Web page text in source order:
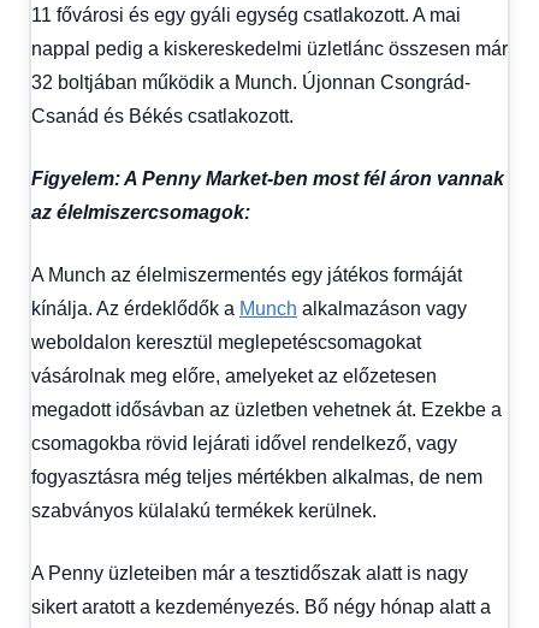
11 fővárosi és egy gyáli egység csatlakozott. A mai
nappal pedig a kiskereskedelmi üzletlánc összesen már
32 boltjában működik a Munch. Újonnan Csongrád-
Csanád és Békés csatlakozott.
Figyelem: A Penny Market-ben most fél áron vannak
az élelmiszercsomagok:
A Munch az élelmiszermentés egy játékos formáját
kínálja. Az érdeklődők a Munch alkalmazáson vagy
weboldalon keresztül meglepetéscsomagokat
vásárolnak meg előre, amelyeket az előzetesen
megadott idősávban az üzletben vehetnek át. Ezekbe a
csomagokba rövid lejárati idővel rendelkező, vagy
fogyasztásra még teljes mértékben alkalmas, de nem
szabványos külalakú termékek kerülnek.
A Penny üzleteiben már a tesztidőszak alatt is nagy
sikert aratott a kezdeményezés. Bő négy hónap alatt a